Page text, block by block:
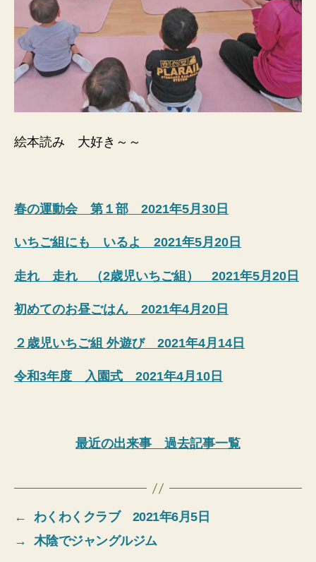
絵本読み 大好き～～
春の運動会 第１部 2021年5月30日
いちご組にも いるよ 2021年5月20日
走れ 走れ （2歳児いちご組） 2021年5月20日
初めてのお昼ごはん 2021年4月20日
２歳児いちご組 外遊び 2021年4月14日
令和3年度 入園式 2021年4月10日
最近の出来事 過去記事一覧
←
わくわくクラブ 2021年6月5日
→
木陰でジャングルジム